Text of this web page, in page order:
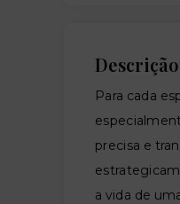
Para cada
precisa e
a vida de